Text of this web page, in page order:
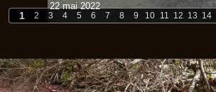
22 mai 2022
1 2 3 4 5 6 7 8 9 10 11 12 13 14